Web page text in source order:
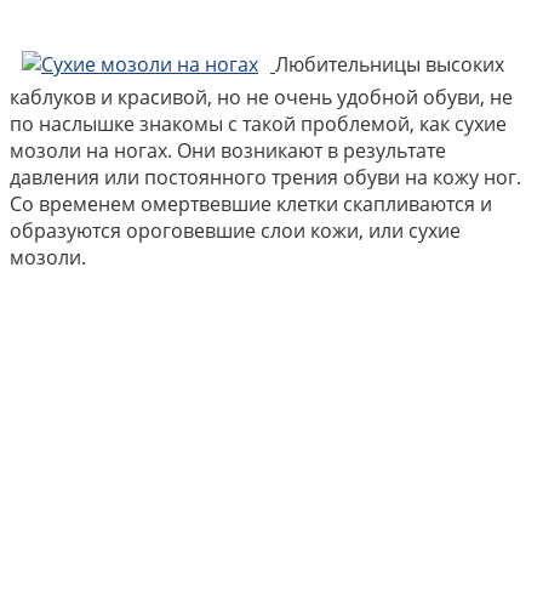
Любительницы высоких
каблуков и красивой, но не очень удобной обуви, не
по наслышке знакомы с такой проблемой, как сухие
мозоли на ногах. Они возникают в результате
давления или постоянного трения обуви на кожу ног.
Со временем омертвевшие клетки скапливаются и
образуются ороговевшие слои кожи, или сухие
мозоли.